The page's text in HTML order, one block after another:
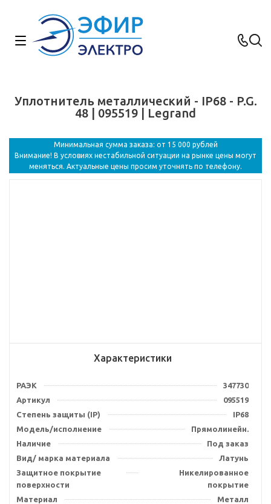
Уплотнитель металлический - IP68 - P.G.
48 | 095519 | Legrand
Минимальная сумма заказа: от 15 000 рублей
Внимание! В условиях нестабильной ситуации на рынке цены могут
меняться. Актуальные цены просим уточнять по телефону.
Характеристики
РАЭК
347730
Артикул
095519
Степень защиты (IP)
IP68
Модель/исполнение
Прямолинейн.
Наличие
Под заказ
Вид/ марка материала
Латунь
Защитное покрытие
поверхности
Никелированное
покрытие
Материал
Металл